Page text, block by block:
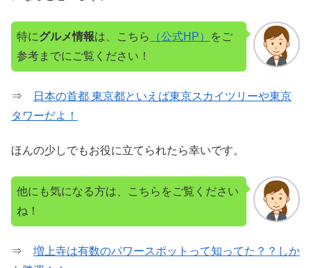
特にグルメ情報は、こちら （公式HP）
をご
参考までにご覧ください！
⇒
日本の首都 東京都といえば東京スカイツリーや東京
タワーだよ！
ほんの少しでもお役に立てられたら幸いです。
他にも気になる方は、こちらをご覧ください
ね！
⇒ 増上寺は有数のパワースポットって知ってた？？しか